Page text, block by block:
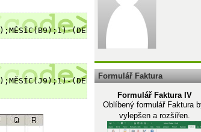
Formulář Faktura
Formulář Faktura IV
Oblíbený formulář Faktura
vylepšen a rozšířen.